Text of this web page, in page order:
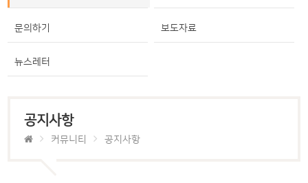
문의하기 보도자료
뉴스레터
공지사항
커뮤니티 공지사항